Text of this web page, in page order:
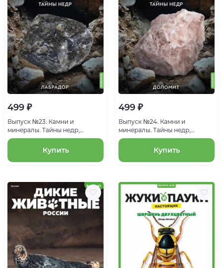
499 ₽
Выпуск №23. Камни и
минералы. Тайны недр,
Лабрадор
Купить
499 ₽
Выпуск №24. Камни и
минералы. Тайны недр,
Доломит
Купить